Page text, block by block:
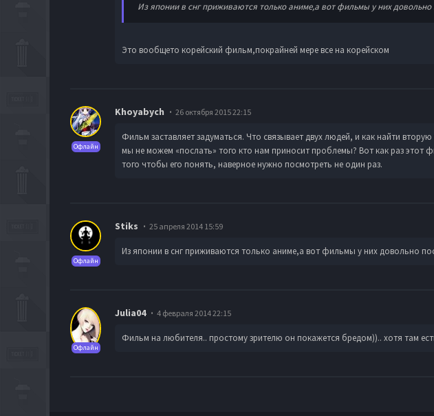
Из японии в снг приживаются только аниме,а вот фильмы у них
Это вообщето корейский фильм,покрайней мере все на корейском
Офлайн
Khoyabych 26 октября 2015 22:15
Фильм заставляет задуматься. Что связывает двух людей, и как найти
мы не можем «послать» того кто нам приносит проблемы? Вот как раз
того чтобы его понять, наверное нужно посмотреть не один раз.
Офлайн
Stiks 25 апреля 2014 15:59
Из японии в снг приживаются только аниме,а вот фильмы у них довольно
Офлайн
Julia04 4 февраля 2014 22:15
Фильм на любителя.. простому зрителю он покажется бредом)).. хотя там